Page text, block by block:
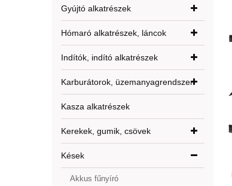
Gyújtó alkatrészek
Hómaró alkatrészek, láncok
Indítók, indító alkatrészek
Karburátorok, üzemanyagrendszer
Kasza alkatrészek
Kerekek, gumik, csövek
Kések
Akkus fűnyíró